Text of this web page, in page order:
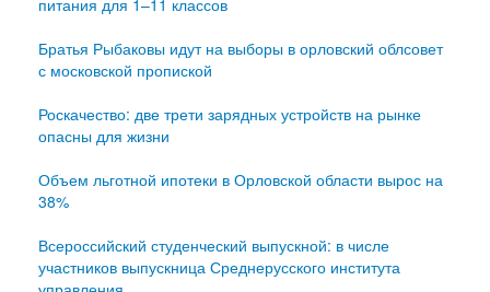
питания для 1–11 классов
Братья Рыбаковы идут на выборы в орловский облсовет
с московской пропиской
Роскачество: две трети зарядных устройств на рынке
опасны для жизни
Объем льготной ипотеки в Орловской области вырос на
38%
Всероссийский студенческий выпускной: в числе
участников выпускница Среднерусского института